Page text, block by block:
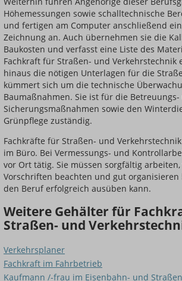
Höhemessungen sowie schalltechnische
und fertigen am Computer anschließend
Zeichnung an. Auch übernehmen sie die
Baukosten und verfasst eine Liste des
Fachkraft für Straßen- und Verkehrstechnik
hinaus die nötigen Unterlagen für die
kümmert sich um die technische
Baumaßnahmen. Sie ist für die Betreuungs-
Sicherungsmaßnahmen sowie den
Grünpflege zuständig.
Fachkräfte für Straßen- und
im Büro. Bei Vermessungs- und
vor Ort tätig. Sie müssen sorgfältig
Vorschriften beachten und gut organisieren
den Beruf erfolgreich ausüben kann.
Weitere Gehälter für
Straßen- und
Verkehrsplaner
Fachkraft im Fahrbetrieb
Kaufmann /-frau im Eisenbahn- und